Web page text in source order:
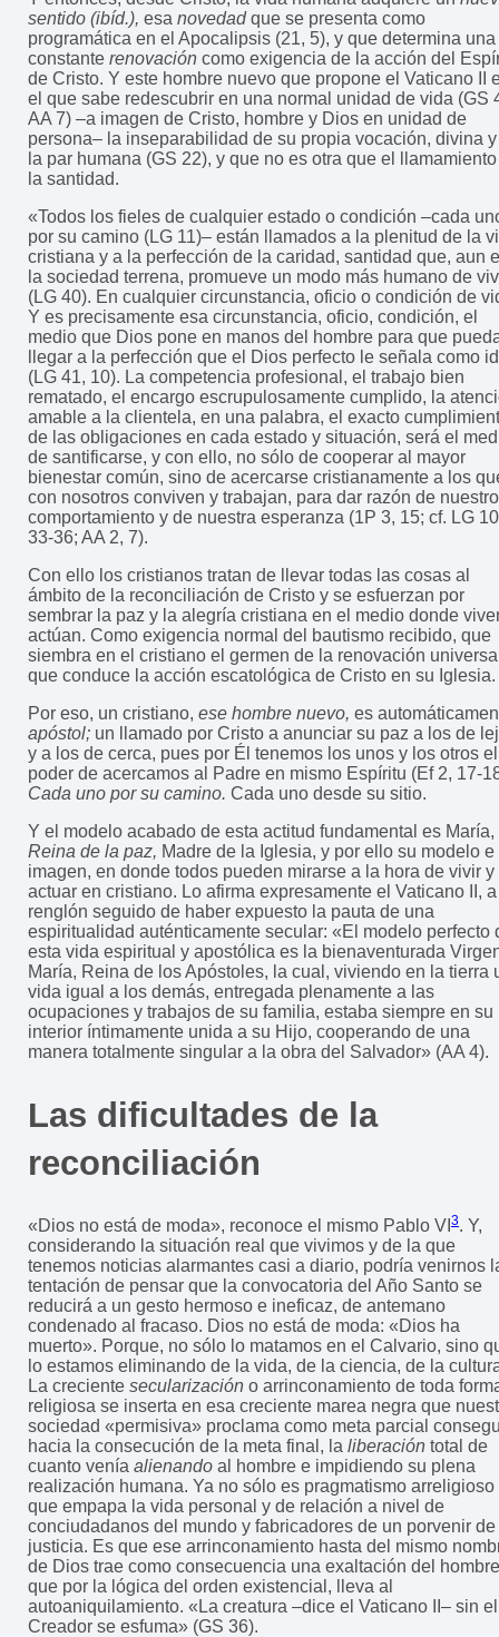
sentido (ibíd.), esa novedadque se presenta como
programática en el Apocalipsis (21, 5), y que determina una
constante renovación como exigencia de la acción del
de Cristo. Y este hombre nuevo que propone el Vaticano II
el que sabe redescubrir en una normal unidad de vida (GS
AA 7) –a imagen de Cristo, hombre y Dios en unidad de
persona– la inseparabilidad de su propia vocación, divina
la par humana (GS 22), y que no es otra que el
la santidad.
«Todos los fieles de cualquier estado o condición –cada
por su camino (LG 11)– están llamados a la plenitud de la
cristiana y a la perfección de la caridad, santidad que, aun
la sociedad terrena, promueve un modo más humano de
(LG 40). En cualquier circunstancia, oficio o condición de
Y es precisamente esa circunstancia, oficio, condición, el
medio que Dios pone en manos del hombre para que
llegar a la perfección que el Dios perfecto le señala como
(LG 41, 10). La competencia profesional, el trabajo bien
rematado, el encargo escrupulosamente cumplido, la
amable a la clientela, en una palabra, el exacto
de las obligaciones en cada estado y situación, será el
de santificarse, y con ello, no sólo de cooperar al mayor
bienestar común, sino de acercarse cristianamente a los
con nosotros conviven y trabajan, para dar razón de nuestro
comportamiento y de nuestra esperanza (1P 3, 15; cf. LG
33-36; AA 2, 7).
Con ello los cristianos tratan de llevar todas las cosas al
ámbito de la reconciliación de Cristo y se esfuerzan por
sembrar la paz y la alegría cristiana en el medio donde
actúan. Como exigencia normal del bautismo recibido, que
siembra en el cristiano el germen de la renovación
que conduce la acción escatológica de Cristo en su Iglesia.
Por eso, un cristiano, ese hombre nuevo, es
apóstol; un llamado por Cristo a anunciar su paz a los de
y a los de cerca, pues por Él tenemos los unos y los otros el
poder de acercamos al Padre en mismo Espíritu (Ef 2, 17-
Cada uno por su camino. Cada uno desde su sitio.
Y el modelo acabado de esta actitud fundamental es María,
Reina de la paz, Madre de la Iglesia, y por ello su modelo e
imagen, en donde todos pueden mirarse a la hora de vivir y
actuar en cristiano. Lo afirma expresamente el Vaticano II, a
renglón seguido de haber expuesto la pauta de una
espiritualidad auténticamente secular: «El modelo perfecto
esta vida espiritual y apostólica es la bienaventurada
María, Reina de los Apóstoles, la cual, viviendo en la tierra
vida igual a los demás, entregada plenamente a las
ocupaciones y trabajos de su familia, estaba siempre en su
interior íntimamente unida a su Hijo, cooperando de una
manera totalmente singular a la obra del Salvador» (AA 4).
Las dificultades de la
reconciliación
«Dios no está de moda», reconoce el mismo Pablo VI 3. Y,
considerando la situación real que vivimos y de la que
tenemos noticias alarmantes casi a diario, podría venirnos
tentación de pensar que la convocatoria del Año Santo se
reducirá a un gesto hermoso e ineficaz, de antemano
condenado al fracaso. Dios no está de moda: «Dios ha
muerto». Porque, no sólo lo matamos en el Calvario, sino
lo estamos eliminando de la vida, de la ciencia, de la
La creciente secularización o arrinconamiento de toda
religiosa se inserta en esa creciente marea negra que
sociedad «permisiva» proclama como meta parcial
hacia la consecución de la meta final, la liberación total de
cuanto venía alienando al hombre e impidiendo su plena
realización humana. Ya no sólo es pragmatismo arreligioso
que empapa la vida personal y de relación a nivel de
conciudadanos del mundo y fabricadores de un porvenir de
justicia. Es que ese arrinconamiento hasta del mismo
de Dios trae como consecuencia una exaltación del
que por la lógica del orden existencial, lleva al
autoaniquilamiento. «La creatura –dice el Vaticano II– sin el
Creador se esfuma» (GS 36).